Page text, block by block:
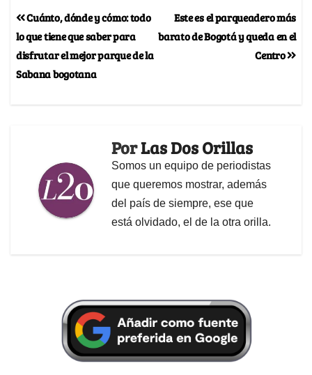
Este es el parqueadero más
barato de Bogotá y queda en el
Centro
Cuánto, dónde y cómo: todo
lo que tiene que saber para
disfrutar el mejor parque de la
Sabana bogotana
PorLas Dos Orillas
Somos un equipo de periodistas
que queremos mostrar, además
del país de siempre, ese que
está olvidado, el de la otra orilla.